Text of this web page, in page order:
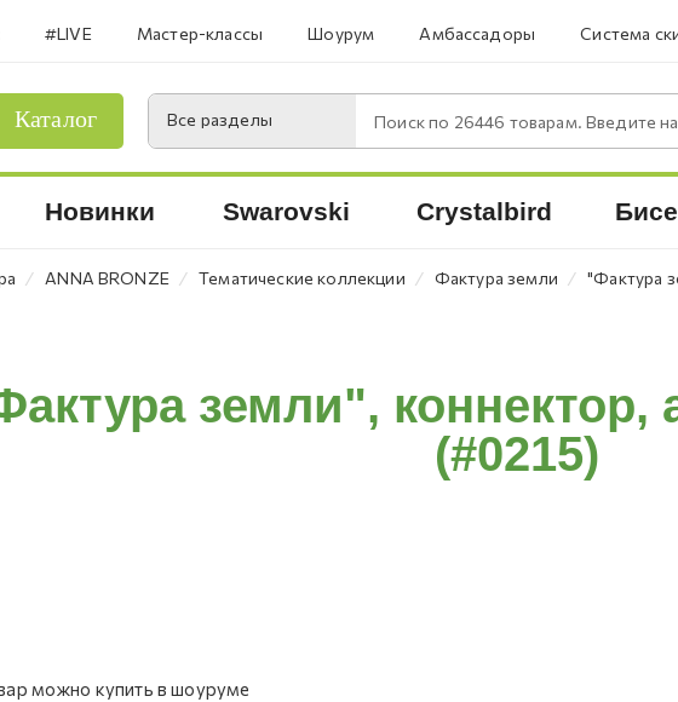
#LIVE Мастер-классы Шоурум Амбассадоры Система
Каталог Все разделы Поиск по 26446 товарам. Введите
Новинки Swarovski Crystalbird
⁄ ANNA BRONZE ⁄ Тематические коллекции ⁄ Фактура земли ⁄ "Фактура
земли", коннектор,
(#0215)
можно купить в шоуруме